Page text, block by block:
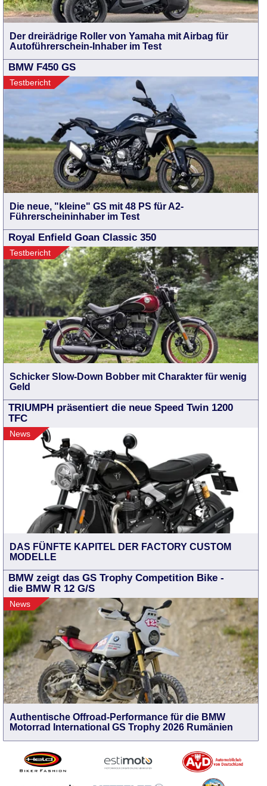
Der dreirädrige Roller von Yamaha mit Airbag für
Autoführerschein-Inhaber im Test
BMW F450 GS
Testbericht
Die neue, "kleine" GS mit 48 PS für A2-
Führerscheininhaber im Test
Royal Enfield Goan Classic 350
Testbericht
Schicker Slow-Down Bobber mit Charakter für wenig
Geld
TRIUMPH präsentiert die neue Speed Twin 1200
TFC
News
DAS FÜNFTE KAPITEL DER FACTORY CUSTOM
MODELLE
BMW zeigt das GS Trophy Competition Bike -
die BMW R 12 G/S
News
Authentische Offroad-Performance für die BMW
Motorrad International GS Trophy 2026 Rumänien